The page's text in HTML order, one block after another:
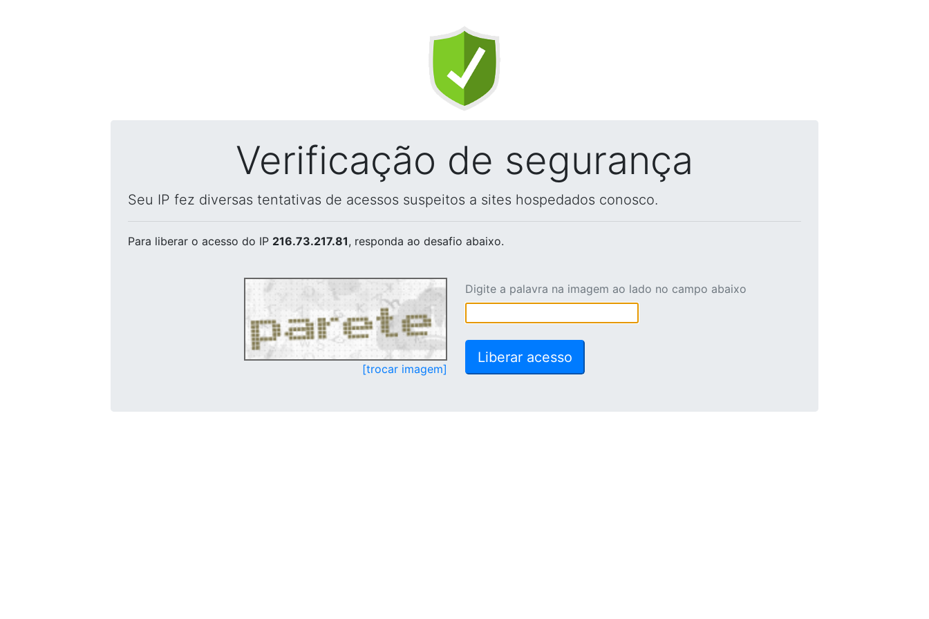
Verificação de segurança
Seu IP fez diversas tentativas de acessos suspeitos a sites hospedados conosco.
Para liberar o acesso do IP 216.73.217.81, responda ao desafio abaixo.
[trocar imagem]
Digite a palavra na imagem ao lado no campo abaixo